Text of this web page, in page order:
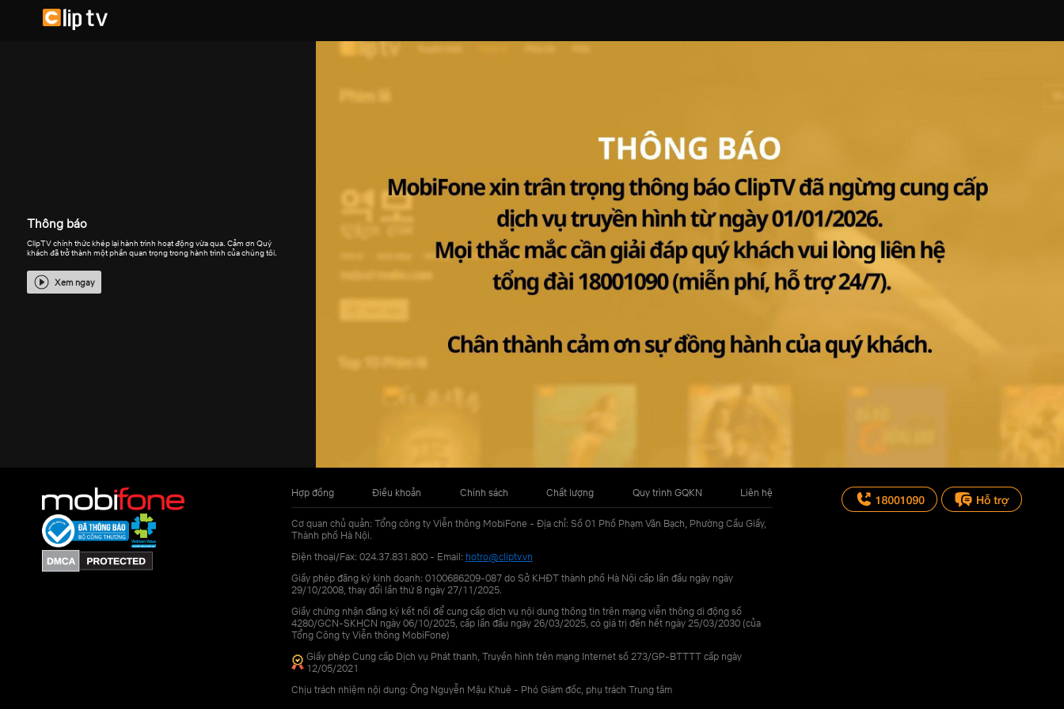
Thông báo
ClipTV chính thức khép lại hành trình hoạt động vừa qua. Cảm ơn Quý
khách đã trở thành một phần quan trọng trong hành trình của chúng tôi.
Xem ngay
Hợp đồng Điều khoản Chính sách Chất lượng Quy trình GQKN Liên hệ
Cơ quan chủ quản: Tổng công ty Viễn thông MobiFone - Địa chỉ: Số 01 Phố Phạm Văn Bạch, Phường Cầu Giấy,
Thành phố Hà Nội.
Điện thoại/Fax: 024.37.831.800 - Email: hotro@cliptv.vn
Giấy phép đăng ký kinh doanh: 0100686209-087 do Sở KHĐT thành phố Hà Nội cấp lần đầu ngày ngày
29/10/2008, thay đổi lần thứ 8 ngày 27/11/2025.
Giấy chứng nhận đăng ký kết nối để cung cấp dịch vụ nội dung thông tin trên mạng viễn thông di động số
4280/GCN-SKHCN ngày 06/10/2025, cấp lần đầu ngày 26/03/2025, có giá trị đến hết ngày 25/03/2030 (của
Tổng Công ty Viễn thông MobiFone)
Giấy phép Cung cấp Dịch vụ Phát thanh, Truyền hình trên mạng Internet số 273/GP-BTTTT cấp ngày
12/05/2021
Chịu trách nhiệm nội dung: Ông Nguyễn Mậu Khuê - Phó Giám đốc, phụ trách Trung tâm